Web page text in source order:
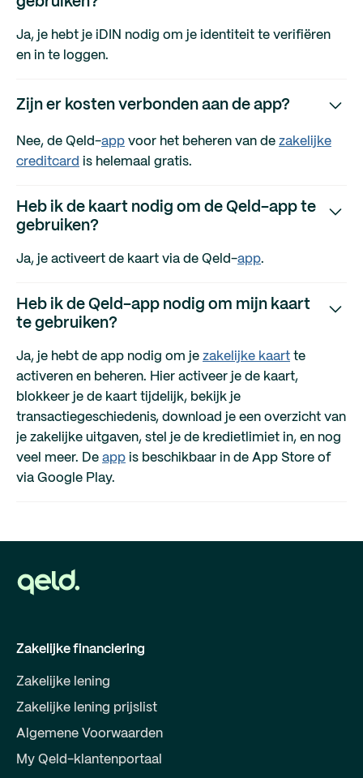
Ja, je hebt je iDIN nodig om je identiteit te verifiëren
en in te loggen.
Zijn er kosten verbonden aan de app?
Nee, de Qeld-app voor het beheren van de zakelijke
creditcard is helemaal gratis.
Heb ik de kaart nodig om de Qeld-app te
gebruiken?
Ja, je activeert de kaart via de Qeld-app.
Heb ik de Qeld-app nodig om mijn kaart
te gebruiken?
Ja, je hebt de app nodig om je zakelijke kaart te
activeren en beheren. Hier activeer je de kaart,
blokkeer je de kaart tijdelijk, bekijk je
transactiegeschiedenis, download je een overzicht van
je zakelijke uitgaven, stel je de kredietlimiet in, en nog
veel meer. De app is beschikbaar in de App Store of
via Google Play.
Zakelijke financiering
Zakelijke lening
Zakelijke lening prijslist
Algemene Voorwaarden
My Qeld-klantenportaal